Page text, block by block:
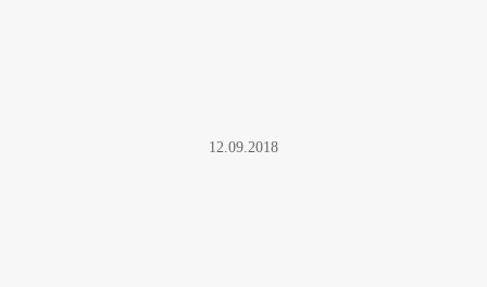
12.09.2018